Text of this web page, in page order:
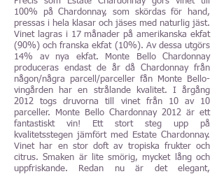
100% på Chardonnay, som skördas för hand,
pressas i hela klasar och jäses med naturlig jäst.
Vinet lagras i 17 månader på amerikanska ekfat
(90%) och franska ekfat (10%). Av dessa utgörs
14% av nya ekfat. Monte Bello Chardonnay
produceras endast de år då Chardonnay från
någon/några parcell/parceller fån Monte Bello-
vingården har en strålande kvalitet. I årgång
2012 togs druvorna till vinet från 10 av 10
parceller. Monte Bello Chardonnay 2012 är ett
fantastiskt vin! Ett stort steg upp på
kvalitetsstegen jämfört med Estate Chardonnay.
Vinet har en stor doft av tropiska frukter och
citrus. Smaken är lite smörig, mycket lång och
uppfriskande. Redan nu är det elegant,